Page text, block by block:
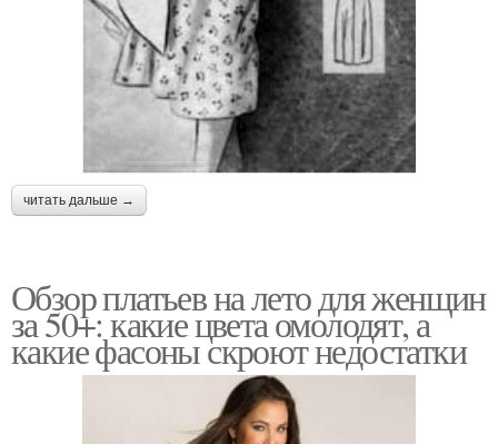
читать дальше →
Обзор платьев на лето для женщин
за 50+: какие цвета омолодят, а
какие фасоны скроют недостатки